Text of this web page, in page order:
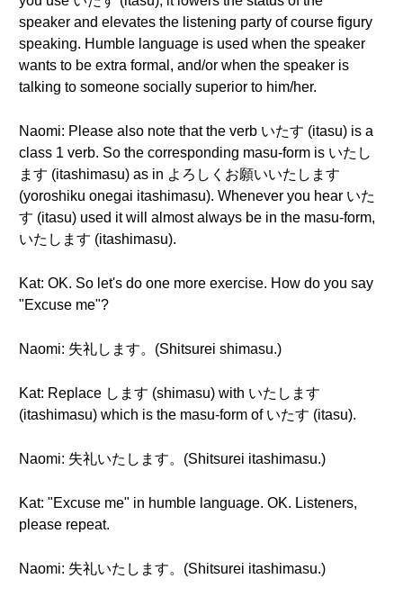
speaker and elevates the listening party of course figury
speaking. Humble language is used when the speaker
wants to be extra formal, and/or when the speaker is
talking to someone socially superior to him/her.
Naomi: Please also note that the verb いたす (itasu) is a
class 1 verb. So the corresponding masu-form is いたし
ます (itashimasu) as in よろしくお願いいたします
(yoroshiku onegai itashimasu). Whenever you hear いた
す (itasu) used it will almost always be in the masu-form,
いたします (itashimasu).
Kat: OK. So let's do one more exercise. How do you say
"Excuse me"?
Naomi: 失礼します。(Shitsurei shimasu.)
Kat: Replace します (shimasu) with いたします
(itashimasu) which is the masu-form of いたす (itasu).
Naomi: 失礼いたします。(Shitsurei itashimasu.)
Kat: "Excuse me" in humble language. OK. Listeners,
please repeat.
Naomi: 失礼いたします。(Shitsurei itashimasu.)